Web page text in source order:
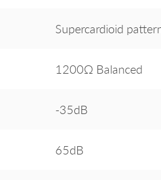
Supercardioid
1200Ω Balanced
-35dB
65dB